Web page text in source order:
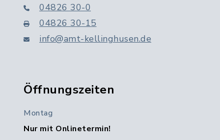
04826 30-0
04826 30-15
info@amt-kellinghusen.de
Öffnungszeiten
Montag
Nur mit Onlinetermin!